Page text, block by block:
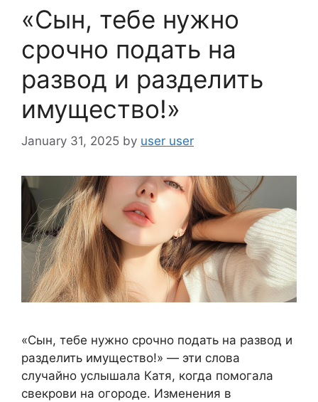
k
«Сын, тебе нужно
срочно подать на
развод и разделить
имущество!»
January 31, 2025 by user user
«Сын, тебе нужно срочно подать на развод и
разделить имущество!» — эти слова
случайно услышала Катя, когда помогала
свекрови на огороде. Изменения в